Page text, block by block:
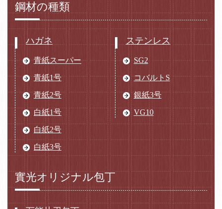
鋼材の種類
ハガネ
青紙スーパー
青紙1号
青紙2号
白紙1号
白紙2号
白紙3号
ステンレス
SG2
コバルトS
銀紙3号
VG10
實光オリジナル包丁